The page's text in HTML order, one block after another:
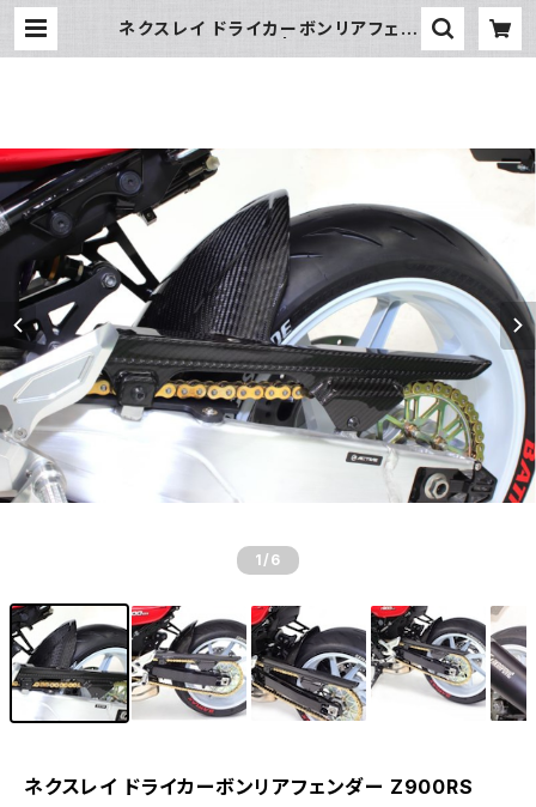
ネクスレイ ドライカーボンリアフェン
1 /6
ネクスレイ ドライカーボンリアフェンダー Z900RS